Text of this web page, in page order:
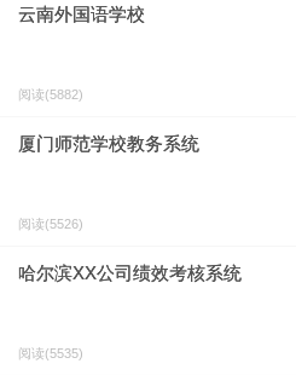
云南外国语学校
阅读(5882)
厦门师范学校教务系统
阅读(5526)
哈尔滨XX公司绩效考核系统
阅读(5535)